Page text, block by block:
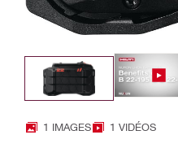
1 IMAGES 1 VIDÉOS